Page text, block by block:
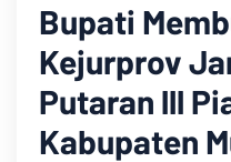
Bupati
Kejurprov
Putaran lll
Kabupaten